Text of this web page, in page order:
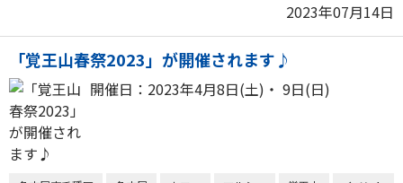
2023年07月14日
「覚王山春祭2023」が開催されます♪
開催日：2023年4月8日(土)・ 9日(日)